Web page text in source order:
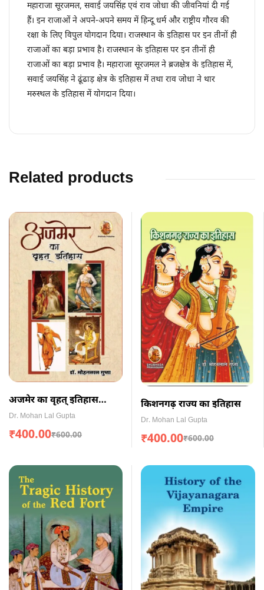
महाराजा सूरजमल, सवाई जयसिंह एवं राव जोधा की जीवनियां दी गई
हैं। इन राजाओं ने अपने-अपने समय में हिन्दू धर्म और राष्ट्रीय गौरव की
रक्षा के लिए विपुल योगदान दिया। राजस्थान के इतिहास पर इन तीनों ही
राजाओं का बड़ा प्रभाव है। राजस्थान के इतिहास पर इन तीनों ही
राजाओं का बड़ा प्रभाव है। महाराजा सूरजमल ने ब्रजक्षेत्र के इतिहास में,
सवाई जयसिंह ने ढूंढाड़ क्षेत्र के इतिहास में तथा राव जोधा ने थार
मरुस्थल के इतिहास में योगदान दिया।
Related products
अजमेर का वृहत् इतिहास
(Paperback)
Dr. Mohan Lal Gupta
₹600.00
₹400.00
किशनगढ़ राज्य का इतिहास
Dr. Mohan Lal Gupta
₹600.00
₹400.00